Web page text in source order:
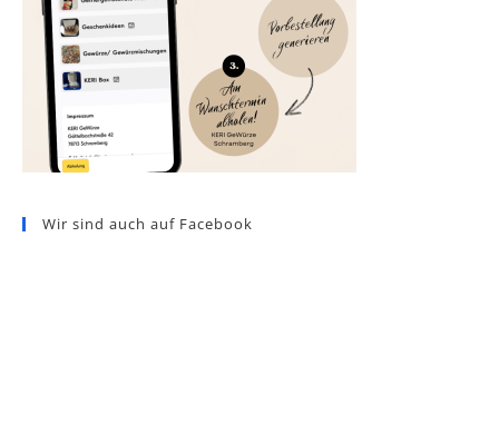
Wir sind auch auf Facebook